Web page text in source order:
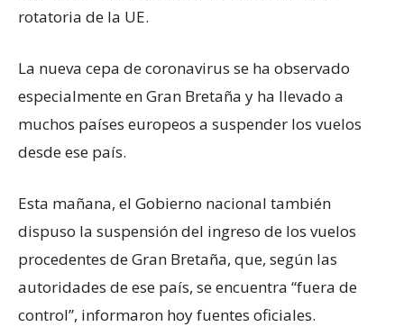
rotatoria de la UE.
La nueva cepa de coronavirus se ha observado
especialmente en Gran Bretaña y ha llevado a
muchos países europeos a suspender los vuelos
desde ese país.
Esta mañana, el Gobierno nacional también
dispuso la suspensión del ingreso de los vuelos
procedentes de Gran Bretaña, que, según las
autoridades de ese país, se encuentra “fuera de
control”, informaron hoy fuentes oficiales.